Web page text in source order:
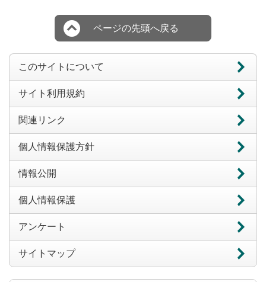
ページの先頭へ戻る
このサイトについて
サイト利用規約
関連リンク
個人情報保護方針
情報公開
個人情報保護
アンケート
サイトマップ